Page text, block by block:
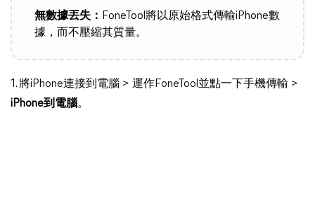
無數據丟失： FoneTool將以原始格式傳輸iPhone數
據，而不壓縮其質量。
1. 將iPhone連接到電腦 > 運作FoneTool並點一下手機傳輸 >
iPhone到電腦。